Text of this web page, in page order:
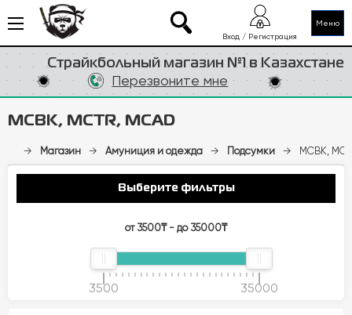
Меню
Страйкбольный магазин №1 в Казахстане
Вход / Регистрация
Перезвоните мне
MCBK, MCTR, MCAD
→ Магазин → Амуниция и одежда → Подсумки → MCBK,
Выберите фильтры
от 3500₸ - до 35000₸
3500 35000